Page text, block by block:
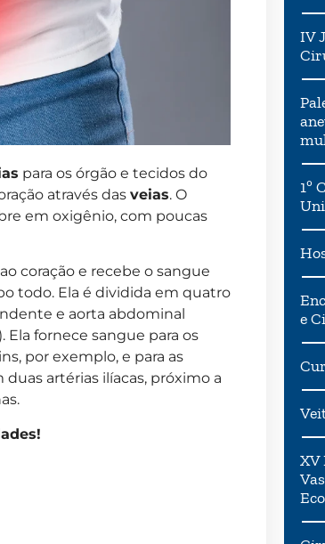
para os órgão e tecidos do
através das veias. O
em oxigênio, com poucas
coração e recebe o sangue
todo. Ela é dividida em quatro
e aorta abdominal
fornece sangue para os
por exemplo, e para as
artérias ilíacas, próximo a
IV
1º
e
XV